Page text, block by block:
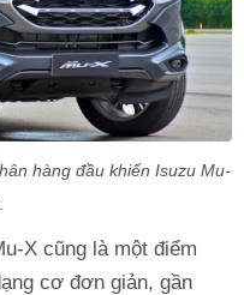
hàng đầu khiến Isuzu Mu-
X cũng là một điểm
cơ đơn giản, gần